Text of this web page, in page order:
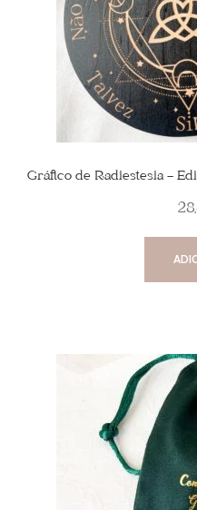
Gráfico de Radiestesia –